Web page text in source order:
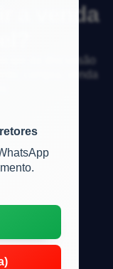
a venda
da discussão
compra, venda